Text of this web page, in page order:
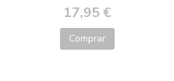
17,95 €
Comprar